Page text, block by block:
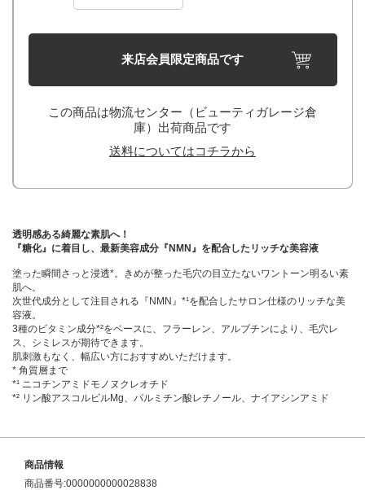
来店会員限定商品です
この商品は物流センター（ビューティガレージ倉
庫）出荷商品です
送料についてはコチラから
透明感ある綺麗な素肌へ！
『糖化』に着目し、最新美容成分『NMN』を配合したリッチな美容液
塗った瞬間さっと浸透*。きめが整った毛穴の目立たないワントーン明るい素
肌へ。
次世代成分として注目される『NMN』*¹を配合したサロン仕様のリッチな美
容液。
3種のビタミン成分*²をベースに、フラーレン、アルブチンにより、毛穴レ
ス、シミレスが期待できます。
肌刺激もなく、幅広い方におすすめいただけます。
* 角質層まで
*¹ ニコチンアミドモノヌクレオチド
*² リン酸アスコルビルMg、パルミチン酸レチノール、ナイアシンアミド
商品情報
商品番号:0000000000028838